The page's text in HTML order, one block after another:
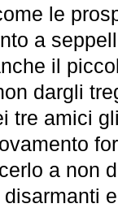
le
a
il
dargli
tre amici
a non